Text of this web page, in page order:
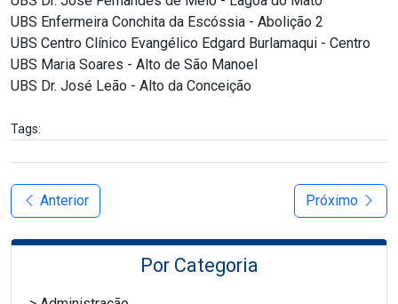
UBS Enfermeira Conchita da Escóssia - Abolição 2
UBS Centro Clínico Evangélico Edgard Burlamaqui - Centro
UBS Maria Soares - Alto de São Manoel
UBS Dr. José Leão - Alto da Conceição
Tags:
Anterior Próximo
Por Categoria